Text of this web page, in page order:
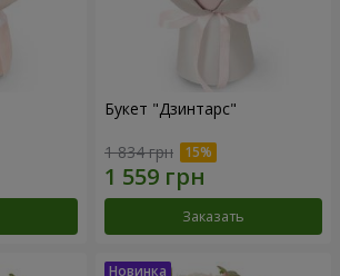
Букет "Дзинтарс"
1 834 грн
Заказать